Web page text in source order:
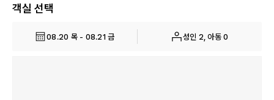
객실 선택
08.20 목 - 08.21 금 성인 2, 아동 0